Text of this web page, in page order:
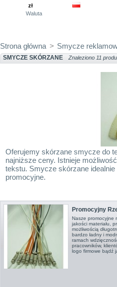
zł
Waluta
Strona główna > Smycze
SMYCZE SKÓRZANE Znaleziono 11
Oferujemy skórzane smycze do
najniższe ceny. Istnieje
tekstu. Smycze skórzane
promocyjne.
Promocyjny
Nasze promocyjne
jakości materiału,
możliwością
bardzo ładny i
ramach
pracowników,
logo firmowe bądź